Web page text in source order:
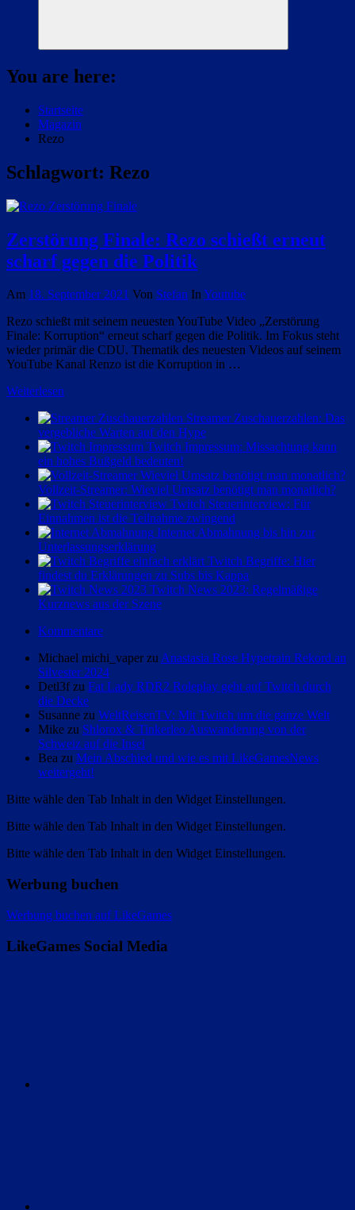
Suchen
You are here:
Startseite
Magazin
Rezo
Schlagwort: Rezo
Zerstörung Finale: Rezo schießt erneut
scharf gegen die Politik
Am 18. September 2021 Von Stefan InYoutube
Rezo schießt mit seinem neuesten YouTube Video „Zerstörung
Finale: Korruption“ erneut scharf gegen die Politik. Im Fokus steht
wieder primär die CDU. Thematik des neuesten Videos auf seinem
YouTube Kanal Renzo ist die Korruption in …
Weiterlesen
Streamer Zuschauerzahlen: Das
vergebliche Warten auf den Hype
Twitch Impressum: Missachtung kann
ein hohes Bußgeld bedeuten!
Vollzeit-Streamer: Wieviel Umsatz benötigt man monatlich?
Twitch Steuerinterview: Für
Einnahmen ist die Teilnahme zwingend
Internet Abmahnung bis hin zur
Unterlassungserklärung
Twitch Begriffe: Hier
findest du Erklärungen zu Subs bis Kappa
Twitch News 2023: Regelmäßige
Kurznews aus der Szene
Kommentare
Michael michi_vaper zuAnastasia Rose Hypetrain Rekord an
Silvester 2024
Detl3f zu Fat Lady RDR2 Roleplay geht auf Twitch durch
die Decke
Susanne zu WeltReisenTV: Mit Twitch um die ganze Welt
Mike zu Shlorox & Tinkerleo Auswanderung von der
Schweiz auf die Insel
Bea zu Mein Abschied und wie es mit LikeGamesNews
weitergeht!
Bitte wähle den Tab Inhalt in den Widget Einstellungen.
Bitte wähle den Tab Inhalt in den Widget Einstellungen.
Bitte wähle den Tab Inhalt in den Widget Einstellungen.
Werbung buchen
Werbung buchen auf LikeGames
LikeGames Social Media